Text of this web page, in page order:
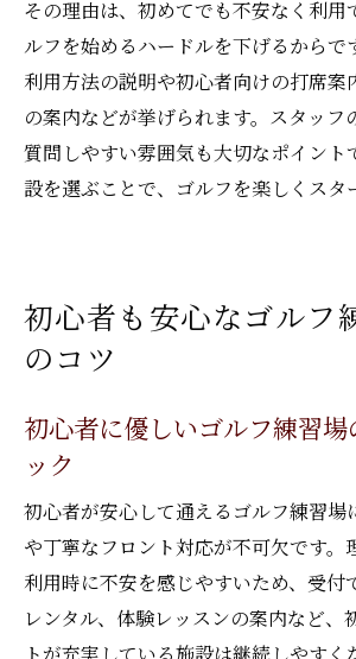
その理由は、初めてでも不安なく利用
ルフを始めるハードルを下げるからで
利用方法の説明や初心者向けの打席案
の案内などが挙げられます。スタッフ
質問しやすい雰囲気も大切なポイント
設を選ぶことで、ゴルフを楽しくスタ
初心者も安心なゴルフ
のコツ
初心者に優しいゴルフ練習場
ック
初心者が安心して通えるゴルフ練習場
や丁寧なフロント対応が不可欠です。
利用時に不安を感じやすいため、受付
レンタル、体験レッスンの案内など、